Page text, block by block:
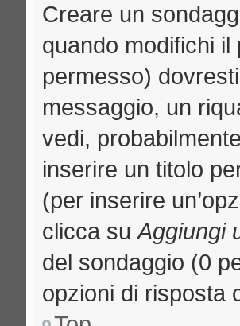
Creare un
quando modifichi
permesso)
messaggio, un
vedi,
inserire un titolo
(per inserire
clicca suAggiungi
del sondaggio (0
opzioni di risposta